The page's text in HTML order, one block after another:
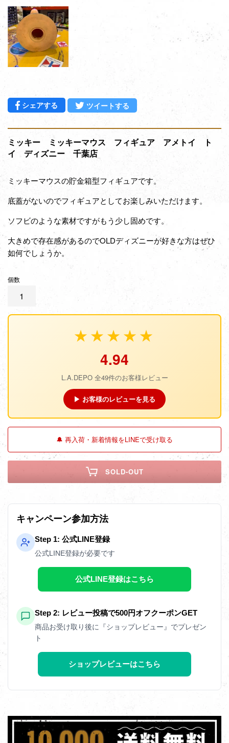
シェアする Facebookでシェアする
ツイートする
ミッキー ミッキーマウス フィギュア アメトイ ト
イ ディズニー 千葉店
ミッキーマウスの貯金箱型フィギュアです。
底蓋がないのでフィギュアとしてお楽しみいただけます。
ソフビのような素材ですがもう少し固めです。
大きめで存在感があるのでOLDディズニーが好きな方はぜひ
如何でしょうか。
個数
★★★★★
4.94
L.A.DEPO 全49件のお客様レビュー
▶ お客様のレビューを見る
🔔 再入荷・新着情報をLINEで受け取る
SOLD-OUT
キャンペーン参加方法
Step 1: 公式LINE登録
公式LINE登録が必要です
公式LINE登録はこちら
Step 2: レビュー投稿で500円オフクーポンGET
商品お受け取り後に『ショップレビュー』でプレゼン
ト
ショップレビューはこちら